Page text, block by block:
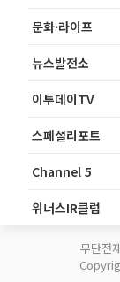
문화·라이프
뉴스발전소
이투데이TV
스페셜리포트
Channel 5
위너스IR클럽
무단전